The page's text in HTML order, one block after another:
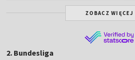
ZOBACZ WIĘCEJ
2. Bundesliga